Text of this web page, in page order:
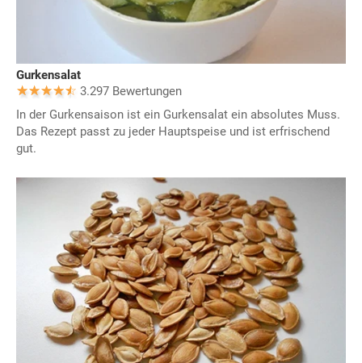
Gurkensalat
3.297 Bewertungen
In der Gurkensaison ist ein Gurkensalat ein absolutes Muss.
Das Rezept passt zu jeder Hauptspeise und ist erfrischend
gut.